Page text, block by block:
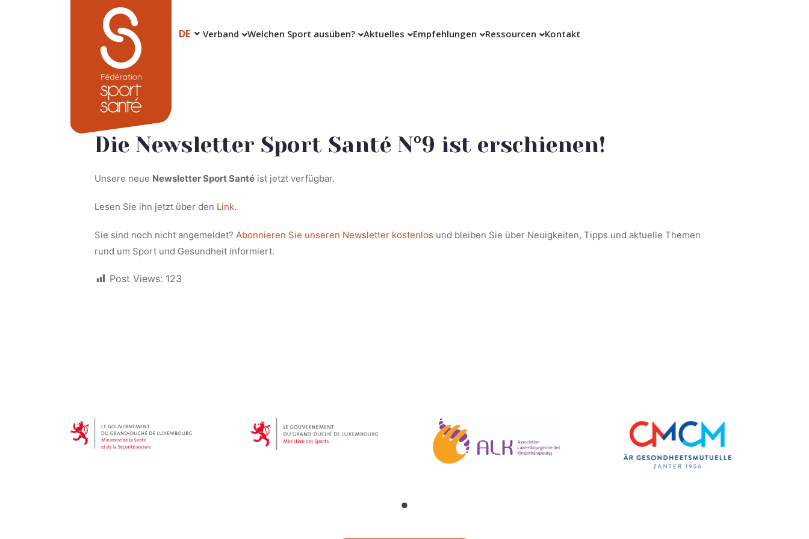
DE Verband Welchen Sport ausüben? Aktuelles Empfehlungen Ressourcen Kontakt
Die Newsletter Sport Santé N°9 ist erschienen!
Unsere neue Newsletter Sport Santé ist jetzt verfügbar.
Lesen Sie ihn jetzt über den Link.
Sie sind noch nicht angemeldet? Abonnieren Sie unseren Newsletter kostenlos und bleiben Sie über Neuigkeiten, Tipps und aktuelle Themen
rund um Sport und Gesundheit informiert.
Post Views: 123